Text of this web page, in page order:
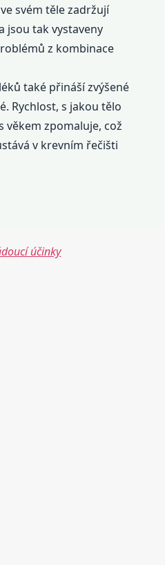
svém těle zadržují
jsou tak vystaveny
z kombinace
také přináší zvýšené
Rychlost, s jakou tělo
věkem zpomaluje, což
v krevním řečišti
účinky